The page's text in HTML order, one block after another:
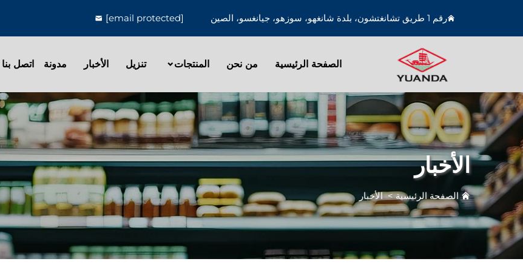
رقم 1 طريق تشانغتشون، بلدة شانغهو، سوزهو، جيانغسو، الصين [email protected]
الصفحة الرئيسية من نحن المنتجات تنزيل الأخبار مدونة اتصل بنا
الأخبار
الصفحة الرئيسية>الأخبار